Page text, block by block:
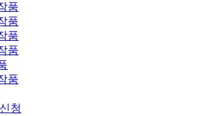
품
품
품
품
품
청